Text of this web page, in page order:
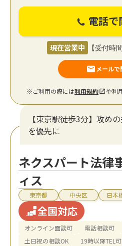
電話で
現在営業中 【受付
メール
※ご利用の際には利用規約 や利
【東京駅徒歩3分】攻め
を優先に
ネクスパート法律
ィス
東京都 中央区 日本
全国対応
オンライン面談可 電話相談可
土日祝の相談OK
19時以降TEL可